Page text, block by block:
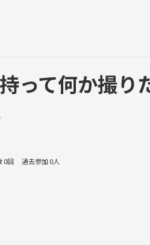
って何か撮り
0回 過去参加 0人